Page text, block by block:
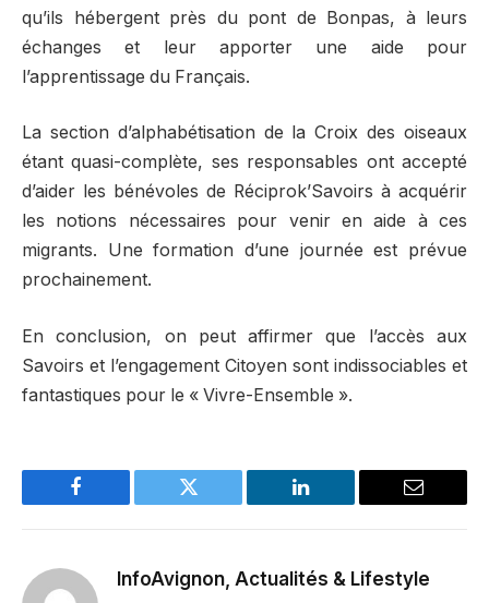
qu’ils hébergent près du pont de Bonpas, à leurs
échanges et leur apporter une aide pour
l’apprentissage du Français.
La section d’alphabétisation de la Croix des oiseaux
étant quasi-complète, ses responsables ont accepté
d’aider les bénévoles de Réciprok’Savoirs à acquérir
les notions nécessaires pour venir en aide à ces
migrants. Une formation d’une journée est prévue
prochainement.
En conclusion, on peut affirmer que l’accès aux
Savoirs et l’engagement Citoyen sont indissociables et
fantastiques pour le « Vivre-Ensemble ».
Facebook Twitter LinkedIn Email
InfoAvignon, Actualités & Lifestyle